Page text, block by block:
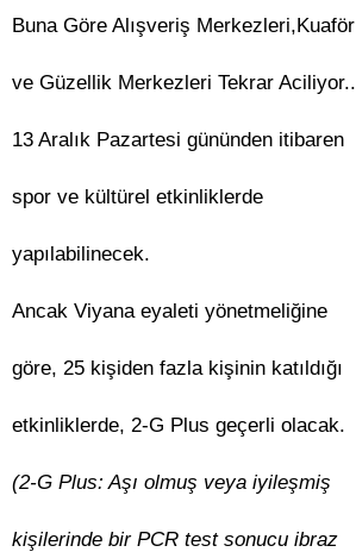
Buna Göre Alışveriş Merkezleri,Kuaför
ve Güzellik Merkezleri Tekrar Aciliyor..
13 Aralık Pazartesi gününden itibaren
spor ve kültürel etkinliklerde
yapılabilinecek.
Ancak Viyana eyaleti yönetmeliğine
göre, 25 kişiden fazla kişinin katıldığı
etkinliklerde, 2-G Plus geçerli olacak.
(2-G Plus: Aşı olmuş veya iyileşmiş
kişilerinde bir PCR test sonucu ibraz